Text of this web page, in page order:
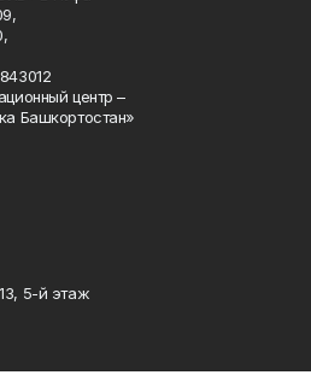
центр –
Башкортостан»
5-й этаж